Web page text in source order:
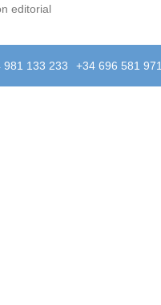
editorial
981 133 233 +34 696 581 971